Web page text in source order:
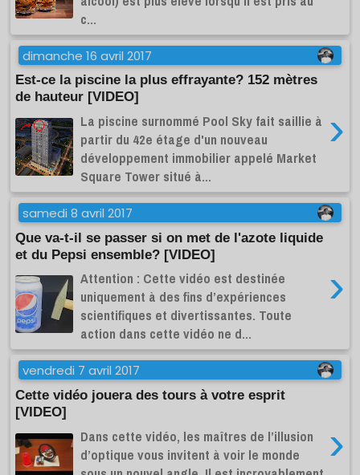
c...
dimanche 16 avril 2017
Est-ce la piscine la plus effrayante? 152 mètres
de hauteur [VIDEO]
›
La piscine surnommé Pool Sky fait saillie à
partir du 42e étage d'un nouveau
développement immobilier appelé Market
Square Tower situé à...
samedi 8 avril 2017
Que va-t-il se passer si on met de l'azote liquide
et du Pepsi ensemble? [VIDEO]
›
Attention : Cette vidéo est destinée
uniquement à des fins d’expériences
scientifiques et divertissantes. Toute
action dans cette vidéo ne d...
vendredi 7 avril 2017
Cette vidéo jouera des tours à votre esprit
[VIDEO]
›
Dans cette vidéo, les maîtres de l’illusion
d’optique vous invitent à voir le monde